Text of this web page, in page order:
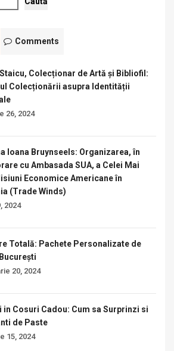
Comments
Colecționar de Artă și Bibliofil:
Colecționării asupra Identității
26, 2024
Ioana Bruynseels: Organizarea, în
cu Ambasada SUA, a Celei Mai
Economice Americane în
(Trade Winds)
2024
Totală: Pachete Personalizate de
20, 2024
in Cosuri Cadou: Cum sa Surprinzi si
de Paste
15, 2024